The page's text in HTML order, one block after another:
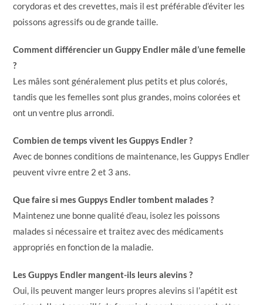
corydoras et des crevettes, mais il est préférable d’éviter les
poissons agressifs ou de grande taille.
Comment différencier un Guppy Endler mâle d’une femelle
?
Les mâles sont généralement plus petits et plus colorés,
tandis que les femelles sont plus grandes, moins colorées et
ont un ventre plus arrondi.
Combien de temps vivent les Guppys Endler ?
Avec de bonnes conditions de maintenance, les Guppys Endler
peuvent vivre entre 2 et 3 ans.
Que faire si mes Guppys Endler tombent malades ?
Maintenez une bonne qualité d’eau, isolez les poissons
malades si nécessaire et traitez avec des médicaments
appropriés en fonction de la maladie.
Les Guppys Endler mangent-ils leurs alevins ?
Oui, ils peuvent manger leurs propres alevins si l’apétit est